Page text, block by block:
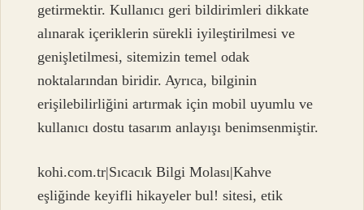
getirmektir. Kullanıcı geri bildirimleri dikkate
alınarak içeriklerin sürekli iyileştirilmesi ve
genişletilmesi, sitemizin temel odak
noktalarından biridir. Ayrıca, bilginin
erişilebilirliğini artırmak için mobil uyumlu ve
kullanıcı dostu tasarım anlayışı benimsenmiştir.
kohi.com.tr|Sıcacık Bilgi Molası|Kahve
eşliğinde keyifli hikayeler bul! sitesi, etik